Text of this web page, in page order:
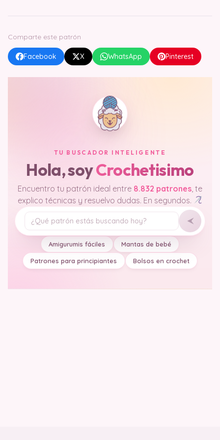
Comparte este patrón
Facebook X WhatsApp Pinterest
TU BUSCADOR INTELIGENTE
Hola, soyCrochetisimo
Encuentro tu patrón ideal entre 8.832 patrones , te
explico técnicas y resuelvo dudas. En segundos.
Tu pregunta
Amigurumis fáciles Mantas de bebé
Patrones para principiantes Bolsos en crochet